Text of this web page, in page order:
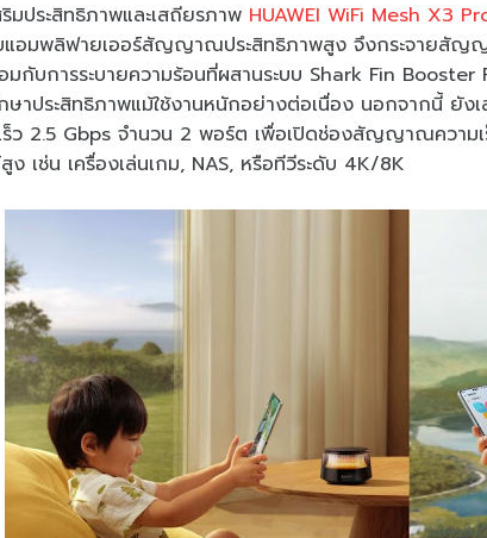
ริมประสิทธิภาพและเสถียรภาพ HUAWEI WiFi Mesh X3
แอมพลิฟายเออร์สัญญาณประสิทธิภาพสูง จึงกระจายสัญญ
มกับการระบายความร้อนที่ผสานระบบ Shark Fin
ษาประสิทธิภาพแม้ใช้งานหนักอย่างต่อเนื่อง นอกจากนี้ ยัง
ร็ว 2.5 Gbps จำนวน 2 พอร์ต เพื่อเปิดช่องสัญญาณความ
ง เช่น เครื่องเล่นเกม, NAS, หรือทีวีระดับ 4K/8K